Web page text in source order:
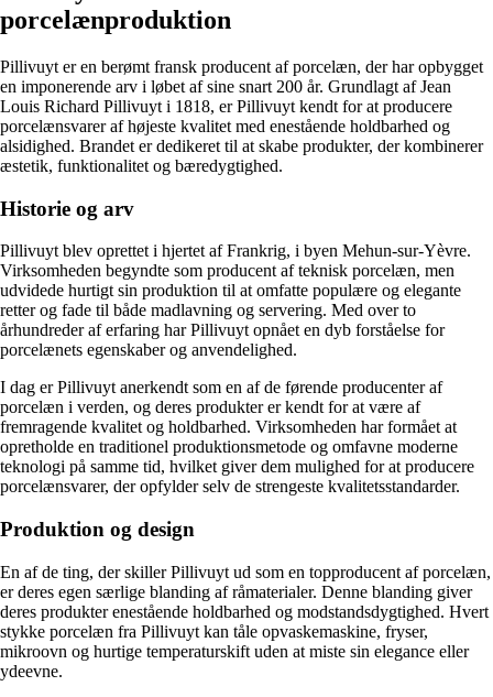
porcelænproduktion
Pillivuyt er en berømt fransk producent af porcelæn, der har opbygget
en imponerende arv i løbet af sine snart 200 år. Grundlagt af Jean
Louis Richard Pillivuyt i 1818, er Pillivuyt kendt for at producere
porcelænsvarer af højeste kvalitet med enestående holdbarhed og
alsidighed. Brandet er dedikeret til at skabe produkter, der kombinerer
æstetik, funktionalitet og bæredygtighed.
Historie og arv
Pillivuyt blev oprettet i hjertet af Frankrig, i byen Mehun-sur-Yèvre.
Virksomheden begyndte som producent af teknisk porcelæn, men
udvidede hurtigt sin produktion til at omfatte populære og elegante
retter og fade til både madlavning og servering. Med over to
århundreder af erfaring har Pillivuyt opnået en dyb forståelse for
porcelænets egenskaber og anvendelighed.
I dag er Pillivuyt anerkendt som en af ​​de førende producenter af
porcelæn i verden, og deres produkter er kendt for at være af
fremragende kvalitet og holdbarhed. Virksomheden har formået at
opretholde en traditionel produktionsmetode og omfavne moderne
teknologi på samme tid, hvilket giver dem mulighed for at producere
porcelænsvarer, der opfylder selv de strengeste kvalitetsstandarder.
Produktion og design
En af de ting, der skiller Pillivuyt ud som en topproducent af porcelæn,
er deres egen særlige blanding af råmaterialer. Denne blanding giver
deres produkter enestående holdbarhed og modstandsdygtighed. Hvert
stykke porcelæn fra Pillivuyt kan tåle opvaskemaskine, fryser,
mikroovn og hurtige temperaturskift uden at miste sin elegance eller
ydeevne.